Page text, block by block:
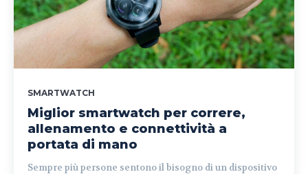
SMARTWATCH
Miglior smartwatch per correre,
allenamento e connettività a
portata di mano
Sempre più persone sentono il bisogno di un dispositivo